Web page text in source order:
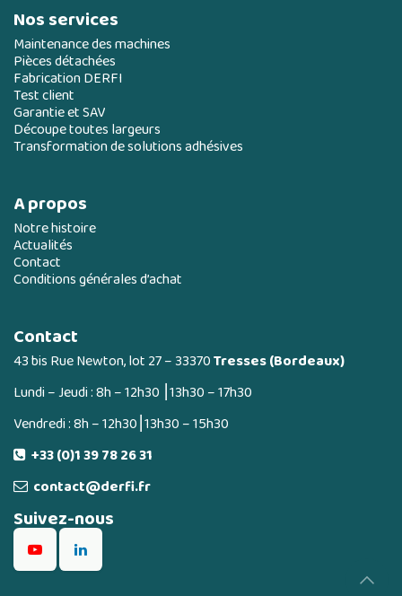
Nos services
Maintenance des machines
Pièces détachées
Fabrication DERFI
Test client
Garantie et SAV
Découpe toutes largeurs
Transformation de solutions adhésives
A propos
Notre histoire
Actualités
Contact
Conditions générales d’achat
Contact
43 bis Rue Newton, lot 27 – 33370Tresses (Bordeaux)
Lundi – Jeudi : 8h – 12h30 ⎮13h30 – 17h30
Vendredi : 8h – 12h30⎮13h30 – 15h30
+33 (0)1 39 78 26 31
contact@derfi.fr
Suivez-nous